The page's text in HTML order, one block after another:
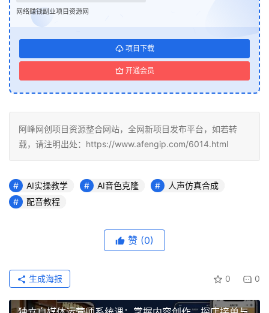
网络赚钱副业项目资源网
项目下载
开通会员
阿峰网创项目资源整合网站，全网新项目发布平台，如若转
载，请注明出处：https://www.afengip.com/6014.html
AI实操教学 AI音色克隆
人声仿真合成
配音教程
赞 (0)
0 0
生成海报